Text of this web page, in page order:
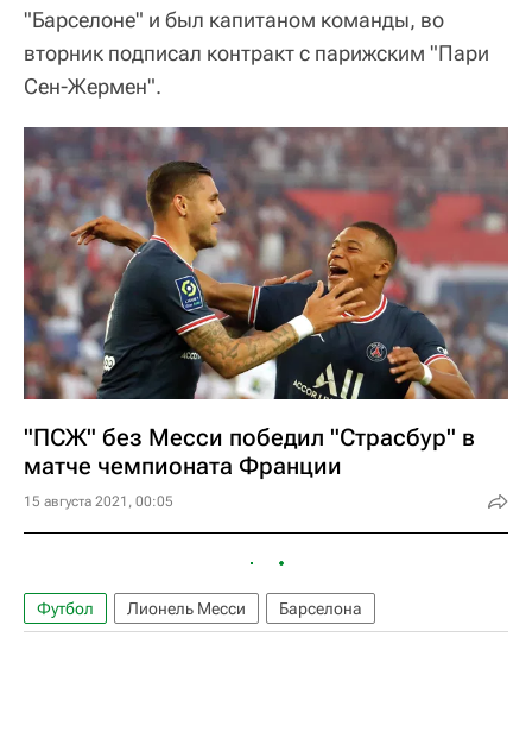
"Барселоне" и был капитаном команды, во
вторник подписал контракт с парижским "Пари
Сен-Жермен".
"ПСЖ" без Месси победил "Страсбур" в
матче чемпионата Франции
15 августа 2021, 00:05
Футбол Лионель Месси Барселона